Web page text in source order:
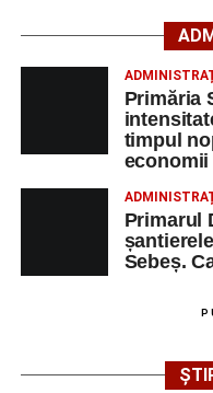
Lista publicată de
denumirea posturilor
contact ale
adrese de e-mail,
poată solicita detalii
Mai jos puteți
muncă disponibile în
august 2026,
Primăria
timpul
Primarul
Sebeș.